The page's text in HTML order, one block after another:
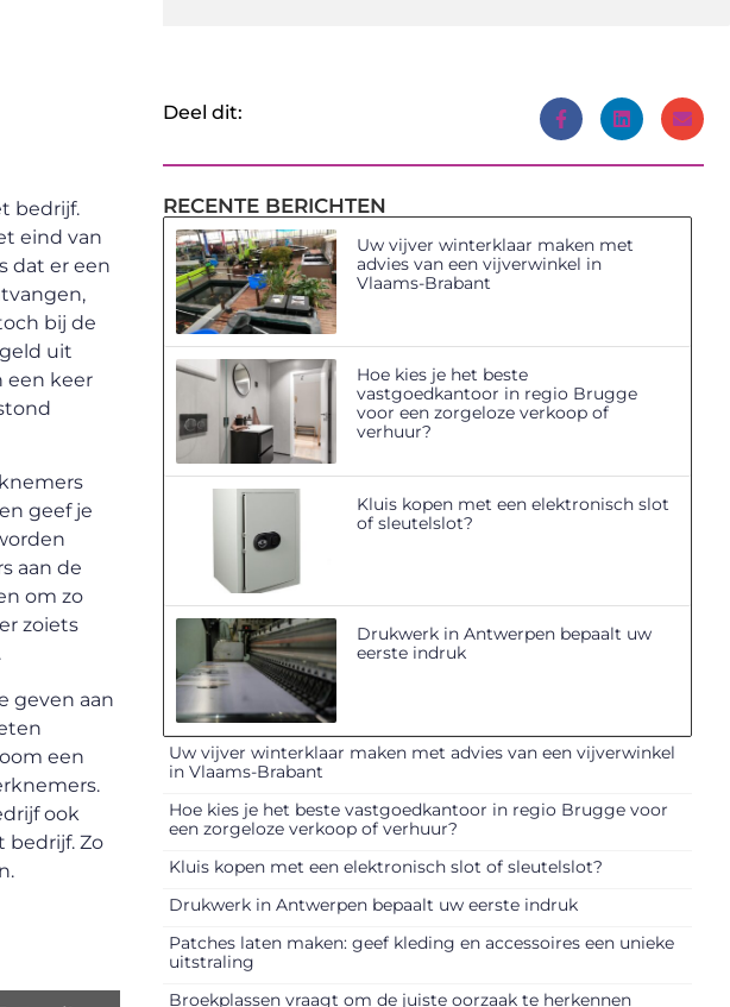
bedrijf.
eind van
dat er een
bij de
uit
een keer
geef je
aan de
om zo
zoiets
geven aan
een
ook
bedrijf. Zo
Deel dit:
RECENTE BERICHTEN
Uw vijver winterklaar maken met
advies van een vijverwinkel in
Vlaams-Brabant
Hoe kies je het beste
vastgoedkantoor in regio Brugge
voor een zorgeloze verkoop of
verhuur?
Kluis kopen met een elektronisch slot
of sleutelslot?
Drukwerk in Antwerpen bepaalt uw
eerste indruk
Uw vijver winterklaar maken met advies van een vijverwinkel
in Vlaams-Brabant
Hoe kies je het beste vastgoedkantoor in regio Brugge voor
een zorgeloze verkoop of verhuur?
Kluis kopen met een elektronisch slot of sleutelslot?
Drukwerk in Antwerpen bepaalt uw eerste indruk
Patches laten maken: geef kleding en accessoires een unieke
uitstraling
Broekplassen vraagt om de juiste oorzaak te herkennen